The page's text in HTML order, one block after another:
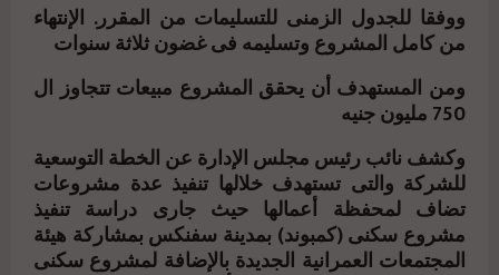
ووفقا للجدول الزمنى للتسليمات من المقرر. الإنتهاء
من كامل المشروع وتسليمه فى غضون ثلاثة سنوات
ومن المستهدف أن يحقق المشروع مبيعات تتجاوز ال
750 مليون جنيه
وكشف نائب رئيس مجلس الإدارة عن الخطة التوسعية
للشركة والتى تستهدف خلالها تنفيذ عدة مشروعات
تضاف لمحفظة أعمالها حيث جارى دراسة تنفيذ
مشروع سكنى (كمبوند) بمدينة سفنكس بمشاركة هيئة
المجتمعات العمرانية الجديدة بالإضافة لمشروع سكنى